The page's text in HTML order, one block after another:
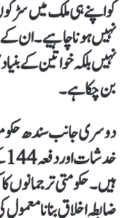
کو اپنے ہی ملک میں
نہیں ہونا چاہیے۔ ان
نہیں بلکہ خواتین کے
بن چکا ہے۔
دوسری جانب سندھ
ہیں۔ حکومتی ترجمانوں کا
ضابطہ اخلاق بنانا